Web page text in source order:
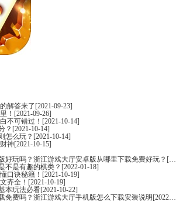
解答来了 [2021-09-23]
！ [2021-09-26]
不可错过！ [2021-10-14]
？ [2021-10-14]
怎么玩？ [2021-10-14]
神[2021-10-15]
好玩吗？浙江游戏大厅安卓版从哪里下载免费好玩？ [2022-06-16]
不是有趣的棋类？ [2022-01-18]
口诀秘籍！ [2021-10-19]
齐全！ [2021-10-19]
本玩法必看[2021-10-22]
免费吗？浙江游戏大厅手机版怎么下载安装说明 [2022-06-16]